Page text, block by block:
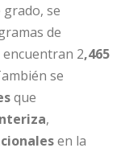
se
de
2,465
se
que
,
en la